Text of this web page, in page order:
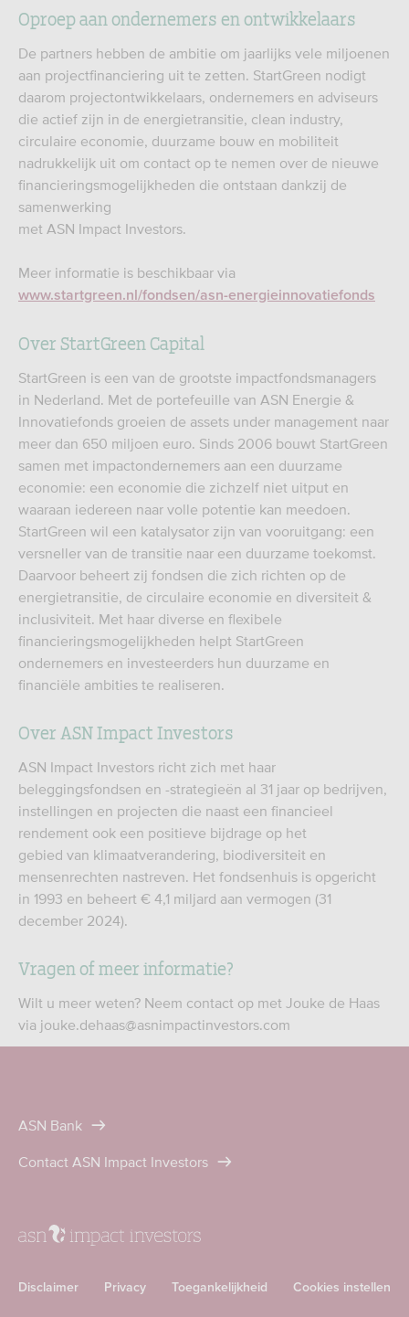
Oproep aan ondernemers en ontwikkelaars
De partners hebben de ambitie om jaarlijks vele miljoenen
aan projectfinanciering uit te zetten. StartGreen nodigt
daarom projectontwikkelaars, ondernemers en adviseurs
die actief zijn in de energietransitie, clean industry,
circulaire economie, duurzame bouw en mobiliteit
nadrukkelijk uit om contact op te nemen over de nieuwe
financieringsmogelijkheden die ontstaan dankzij de
samenwerking
met ASN Impact Investors.
Meer informatie is beschikbaar via
www.startgreen.nl/fondsen/asn-energieinnovatiefonds
Over StartGreen Capital
StartGreen is een van de grootste impactfondsmanagers
in Nederland. Met de portefeuille van ASN Energie &
Innovatiefonds groeien de assets under management naar
meer dan 650 miljoen euro. Sinds 2006 bouwt StartGreen
samen met impactondernemers aan een duurzame
economie: een economie die zichzelf niet uitput en
waaraan iedereen naar volle potentie kan meedoen.
StartGreen wil een katalysator zijn van vooruitgang: een
versneller van de transitie naar een duurzame toekomst.
Daarvoor beheert zij fondsen die zich richten op de
energietransitie, de circulaire economie en diversiteit &
inclusiviteit. Met haar diverse en flexibele
financieringsmogelijkheden helpt StartGreen
ondernemers en investeerders hun duurzame en
financiële ambities te realiseren.
Over ASN Impact Investors
ASN Impact Investors richt zich met haar
beleggingsfondsen en -strategieën al 31 jaar op bedrijven,
instellingen en projecten die naast een financieel
rendement ook een positieve bijdrage op het
gebied van klimaatverandering, biodiversiteit en
mensenrechten nastreven. Het fondsenhuis is opgericht
in 1993 en beheert € 4,1 miljard aan vermogen (31
december 2024).
Vragen of meer informatie?
Wilt u meer weten? Neem contact op met Jouke de Haas
via jouke.dehaas@asnimpactinvestors.com
ASN Bank
Contact ASN Impact Investors
Disclaimer Privacy Toegankelijkheid Cookies instellen